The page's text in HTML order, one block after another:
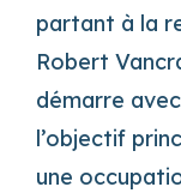
partant à la
Robert
démarre
l’objectif
une